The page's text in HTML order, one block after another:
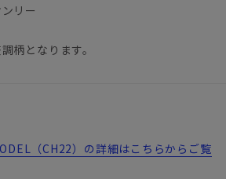
リー
柄となります。
（CH22）の詳細はこちらからご覧